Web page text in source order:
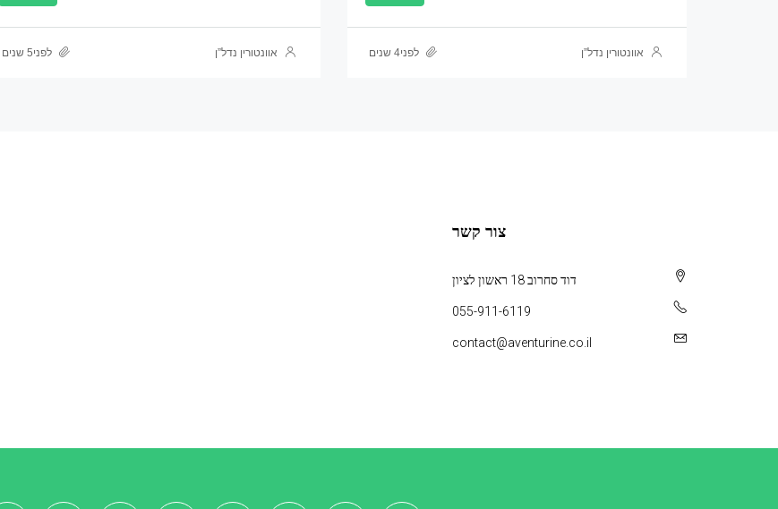
אוונטורין נדל”ן לפני4 שנים אוונטורין נדל”ן לפני5 שנים
צור קשר
דוד סחרוב 18 ראשון לציון
055-911-6119
contact@aventurine.co.il